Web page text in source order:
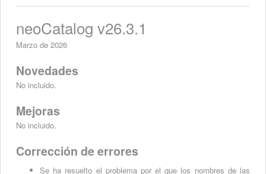
neoCatalog v26.3.1
Marzo de 2026
Novedades
No incluido.
Mejoras
No incluido.
Corrección de errores
Se ha resuelto el problema por el que los nombres de las